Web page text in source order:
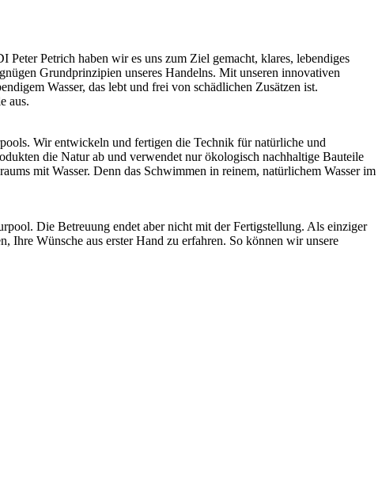
Petrich haben wir es uns zum Ziel gemacht, klares, lebendiges
Grundprinzipien unseres Handelns. Mit unseren innovativen
Wasser, das lebt und frei von schädlichen Zusätzen ist.
aus.
Wir entwickeln und fertigen die Technik für natürliche und
die Natur ab und verwendet nur ökologisch nachhaltige Bauteile
mit Wasser. Denn das Schwimmen in reinem, natürlichem Wasser im
Die Betreuung endet aber nicht mit der Fertigstellung. Als einziger
Ihre Wünsche aus erster Hand zu erfahren. So können wir unsere